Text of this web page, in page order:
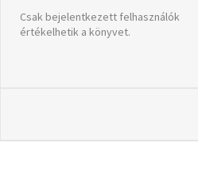
Csak bejelentkezett felhasználók
értékelhetik a könyvet.